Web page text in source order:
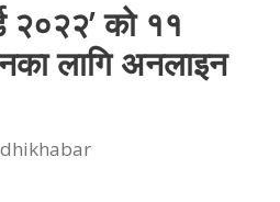
२०२२’ को ११
लागि अनलाइन